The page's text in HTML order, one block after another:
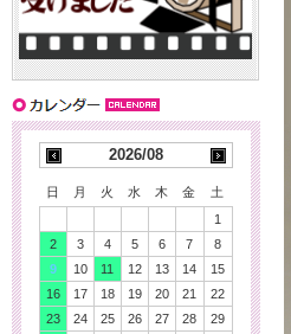
2026/08
日 月 火 水 木 金
土
1
2
3 4 5 6 7
8
9
10 11 12 13 14
15
16
17 18 19 20 21
22
23
24 25 26 27 28
29